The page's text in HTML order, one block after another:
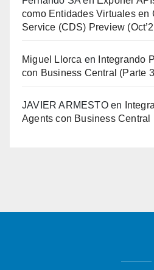
como Entidades Virtuales en
Service (CDS) Preview
Miguel Llorca en
Integrando
con Business Central (Parte
JAVIER ARMESTOen
Agents con Business Central